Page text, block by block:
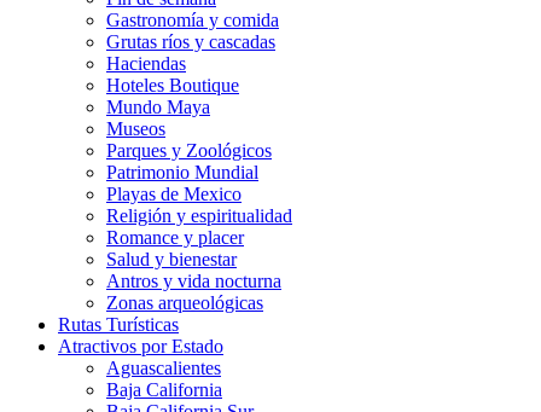
Gastronomía y comida
Grutas ríos y cascadas
Haciendas
Hoteles Boutique
Mundo Maya
Museos
Parques y Zoológicos
Patrimonio Mundial
Playas de Mexico
Religión y espiritualidad
Romance y placer
Salud y bienestar
Antros y vida nocturna
Zonas arqueológicas
Rutas Turísticas
Atractivos por Estado
Aguascalientes
Baja California